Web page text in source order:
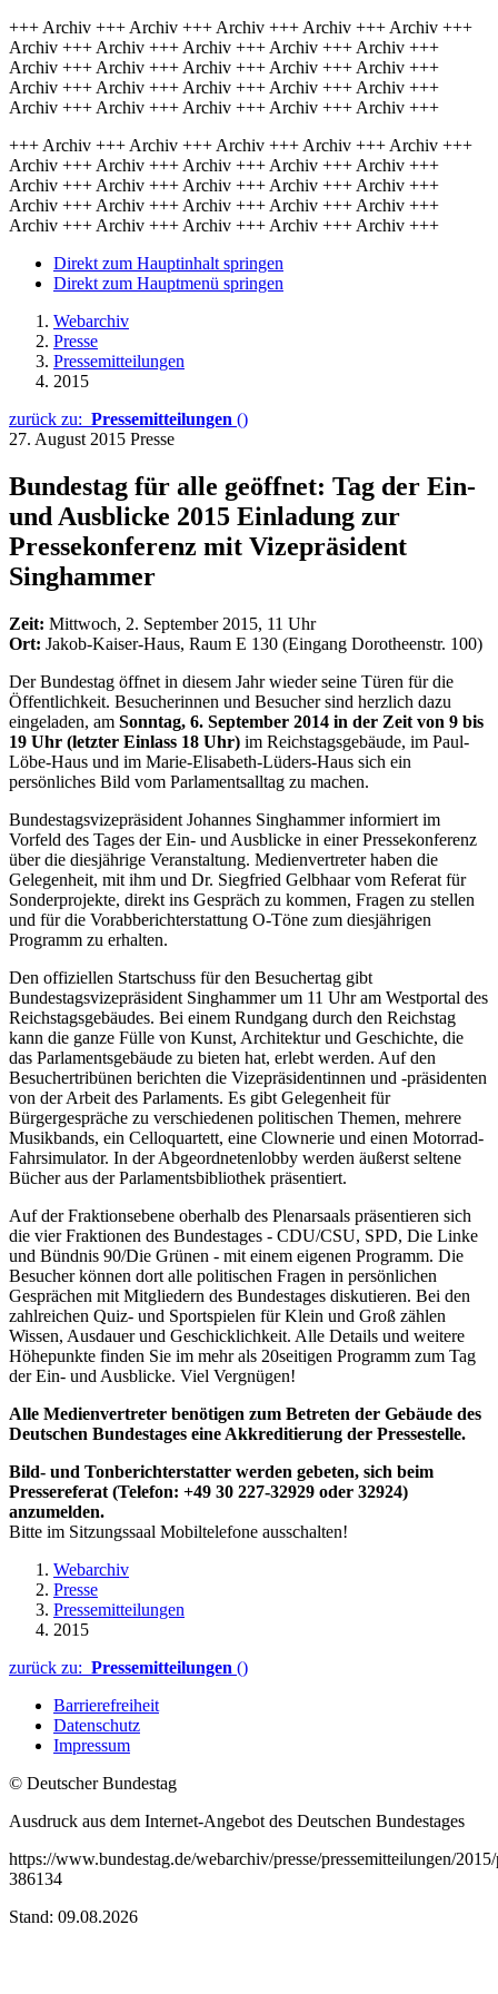
+++ Archiv +++ Archiv +++ Archiv +++ Archiv +++ Archiv +++
Archiv +++ Archiv +++ Archiv +++ Archiv +++ Archiv +++
Archiv +++ Archiv +++ Archiv +++ Archiv +++ Archiv +++
Archiv +++ Archiv +++ Archiv +++ Archiv +++ Archiv +++
Archiv +++ Archiv +++ Archiv +++ Archiv +++ Archiv +++
+++ Archiv +++ Archiv +++ Archiv +++ Archiv +++ Archiv +++
Archiv +++ Archiv +++ Archiv +++ Archiv +++ Archiv +++
Archiv +++ Archiv +++ Archiv +++ Archiv +++ Archiv +++
Archiv +++ Archiv +++ Archiv +++ Archiv +++ Archiv +++
Archiv +++ Archiv +++ Archiv +++ Archiv +++ Archiv +++
Direkt zum Hauptinhalt springen
Direkt zum Hauptmenü springen
Webarchiv
Presse
Pressemitteilungen
2015
zurück zu: Pressemitteilungen ()
27. August 2015 Presse
Bundestag für alle geöffnet: Tag der Ein-
und Ausblicke 2015 Einladung zur
Pressekonferenz mit Vizepräsident
Singhammer
Zeit: Mittwoch, 2. September 2015, 11 Uhr
Ort: Jakob-Kaiser-Haus, Raum E 130 (Eingang Dorotheenstr. 100)
Der Bundestag öffnet in diesem Jahr wieder seine Türen für die
Öffentlichkeit. Besucherinnen und Besucher sind herzlich dazu
eingeladen, am Sonntag, 6. September 2014 in der Zeit von 9 bis
19 Uhr (letzter Einlass 18 Uhr) im Reichstagsgebäude, im Paul-
Löbe-Haus und im Marie-Elisabeth-Lüders-Haus sich ein
persönliches Bild vom Parlamentsalltag zu machen.
Bundestagsvizepräsident Johannes Singhammer informiert im
Vorfeld des Tages der Ein- und Ausblicke in einer Pressekonferenz
über die diesjährige Veranstaltung. Medienvertreter haben die
Gelegenheit, mit ihm und Dr. Siegfried Gelbhaar vom Referat für
Sonderprojekte, direkt ins Gespräch zu kommen, Fragen zu stellen
und für die Vorabberichterstattung O-Töne zum diesjährigen
Programm zu erhalten.
Den offiziellen Startschuss für den Besuchertag gibt
Bundestagsvizepräsident Singhammer um 11 Uhr am Westportal des
Reichstagsgebäudes. Bei einem Rundgang durch den Reichstag
kann die ganze Fülle von Kunst, Architektur und Geschichte, die
das Parlamentsgebäude zu bieten hat, erlebt werden. Auf den
Besuchertribünen berichten die Vizepräsidentinnen und -präsidenten
von der Arbeit des Parlaments. Es gibt Gelegenheit für
Bürgergespräche zu verschiedenen politischen Themen, mehrere
Musikbands, ein Celloquartett, eine Clownerie und einen Motorrad-
Fahrsimulator. In der Abgeordnetenlobby werden äußerst seltene
Bücher aus der Parlamentsbibliothek präsentiert.
Auf der Fraktionsebene oberhalb des Plenarsaals präsentieren sich
die vier Fraktionen des Bundestages - CDU/CSU, SPD, Die Linke
und Bündnis 90/Die Grünen - mit einem eigenen Programm. Die
Besucher können dort alle politischen Fragen in persönlichen
Gesprächen mit Mitgliedern des Bundestages diskutieren. Bei den
zahlreichen Quiz- und Sportspielen für Klein und Groß zählen
Wissen, Ausdauer und Geschicklichkeit. Alle Details und weitere
Höhepunkte finden Sie im mehr als 20seitigen Programm zum Tag
der Ein- und Ausblicke. Viel Vergnügen!
Alle Medienvertreter benötigen zum Betreten der Gebäude des
Deutschen Bundestages eine Akkreditierung der Pressestelle.
Bild- und Tonberichterstatter werden gebeten, sich beim
Pressereferat (Telefon: +49 30 227-32929 oder 32924)
anzumelden.
Bitte im Sitzungssaal Mobiltelefone ausschalten!
Webarchiv
Presse
Pressemitteilungen
2015
zurück zu: Pressemitteilungen ()
Barrierefreiheit
Datenschutz
Impressum
© Deutscher Bundestag
Ausdruck aus dem Internet-Angebot des Deutschen Bundestages
https://www.bundestag.de/webarchiv/presse/pressemitteilungen/
386134
Stand: 09.08.2026